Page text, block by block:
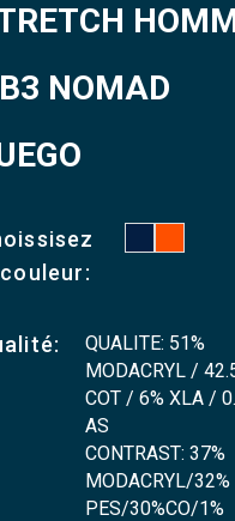
NOMAD
couleur:
QUALITE: 51%
MODACRYL /
COT / 6% XLA /
AS
CONTRAST: 37%
MODACRYL/32%
PES/30%CO/1%